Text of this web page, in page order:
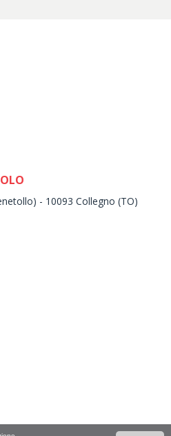
- 10093 Collegno (TO)